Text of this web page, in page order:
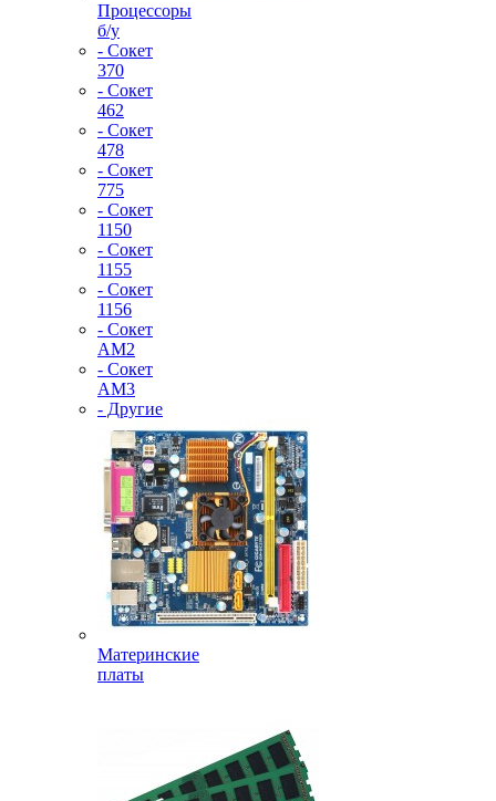
Процессоры
б/у
- Сокет
370
- Сокет
462
- Сокет
478
- Сокет
775
- Сокет
1150
- Сокет
1155
- Сокет
1156
- Сокет
AM2
- Сокет
AM3
- Другие
Материнские
платы